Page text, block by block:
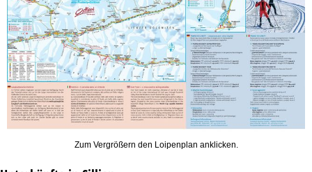
Zum Vergrößern den Loipenplan anklicken.